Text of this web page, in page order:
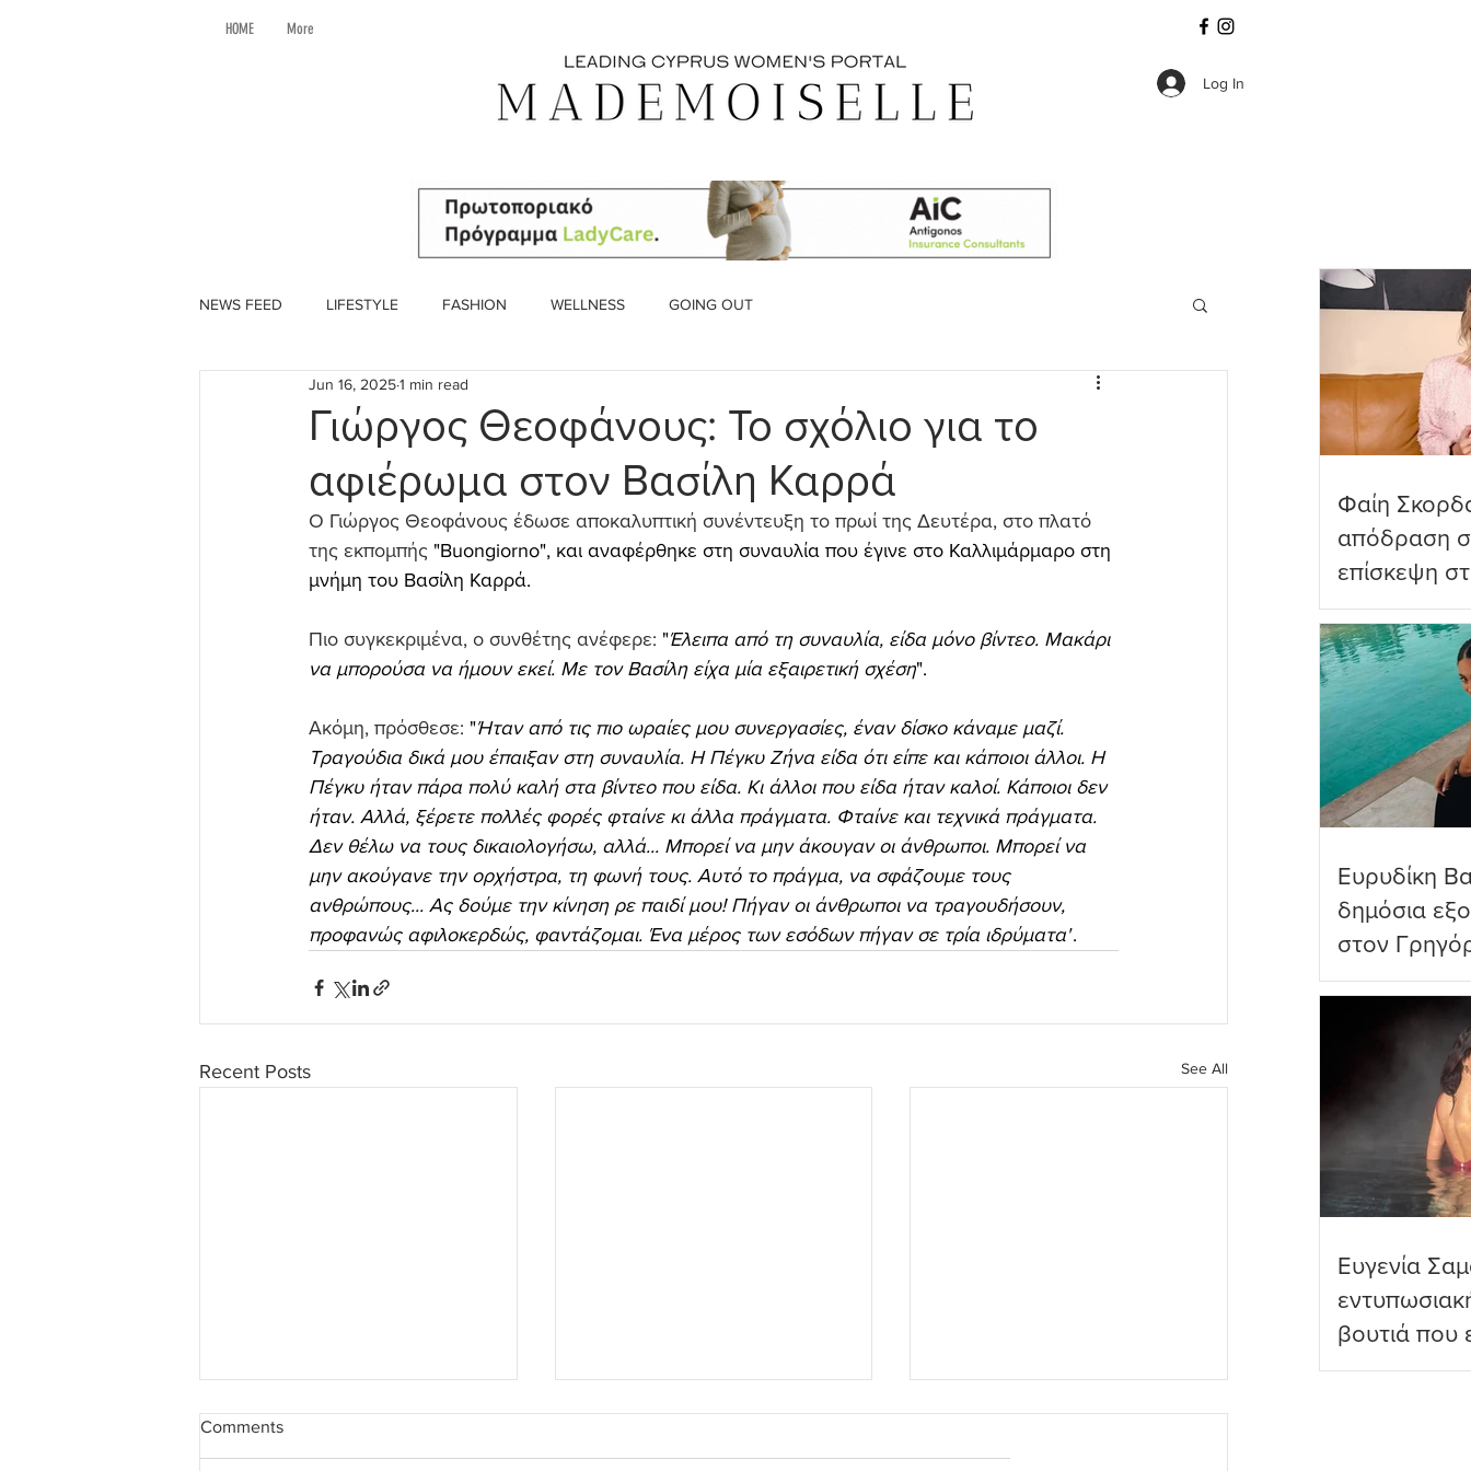
HOME More
Log In
NEWS FEED LIFESTYLE FASHION WELLNESS GOING OUT
Γιώργος Θεοφάνους: Το σχόλιο για το
αφιέρωμα στον Βασίλη Καρρά
Jun 16, 20251 min read
Ο Γιώργος Θεοφάνους έδωσε αποκαλυπτική συνέντευξη το πρωί της Δευτέρα, στο πλατό
της εκπομπής "Buongiorno", και αναφέρθηκε στη συναυλία που έγινε στο Καλλιμάρμαρο στη
μνήμη του Βασίλη Καρρά.
Πιο συγκεκριμένα, ο συνθέτης ανέφερε: "Έλειπα από τη συναυλία, είδα μόνο βίντεο. Μακάρι
να μπορούσα να ήμουν εκεί. Με τον Βασίλη είχα μία εξαιρετική σχέση".
Ακόμη, πρόσθεσε: "Ήταν από τις πιο ωραίες μου συνεργασίες, έναν δίσκο κάναμε μαζί.
Τραγούδια δικά μου έπαιξαν στη συναυλία. Η Πέγκυ Ζήνα είδα ότι είπε και κάποιοι άλλοι. Η
Πέγκυ ήταν πάρα πολύ καλή στα βίντεο που είδα. Κι άλλοι που είδα ήταν καλοί. Κάποιοι δεν
ήταν. Αλλά, ξέρετε πολλές φορές φταίνε κι άλλα πράγματα. Φταίνε και τεχνικά πράγματα.
Δεν θέλω να τους δικαιολογήσω, αλλά... Μπορεί να μην άκουγαν οι άνθρωποι. Μπορεί να
μην ακούγανε την ορχήστρα, τη φωνή τους. Αυτό το πράγμα, να σφάζουμε τους
ανθρώπους... Ας δούμε την κίνηση ρε παιδί μου! Πήγαν οι άνθρωποι να τραγουδήσουν,
προφανώς αφιλοκερδώς, φαντάζομαι. Ένα μέρος των εσόδων πήγαν σε τρία ιδρύματα".
Recent Posts See All
Comments
Φαίη
απόδραση
επίσκεψη
Πανορμίτη
Ευρυδίκη
δημόσια
στον
όνειρα
Ευγενία
βουτιά που